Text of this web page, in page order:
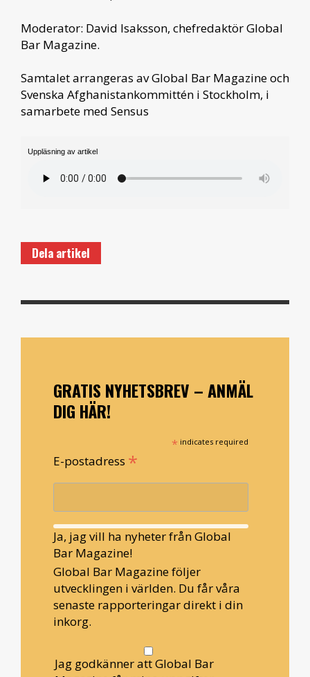
Moderator: David Isaksson, chefredaktör Global
Bar Magazine.
Samtalet arrangeras av Global Bar Magazine och
Svenska Afghanistankommittén i Stockholm, i
samarbete med Sensus
Uppläsning av artikel
Dela artikel
GRATIS NYHETSBREV – ANMÄL
DIG HÄR!
* indicates required
E-postadress *
Ja, jag vill ha nyheter från Global
Bar Magazine!
Global Bar Magazine följer
utvecklingen i världen. Du får våra
senaste rapporteringar direkt i din
inkorg.
Jag godkänner att Global Bar